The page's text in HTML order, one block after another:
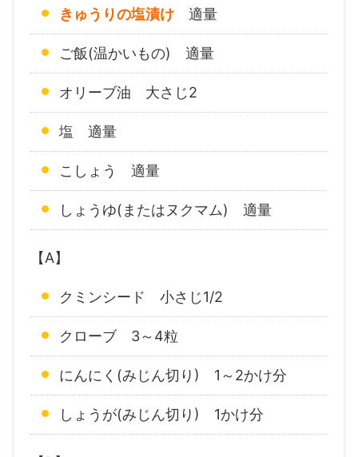
きゅうりの塩漬け 適量
ご飯(温かいもの) 適量
オリーブ油 大さじ2
塩 適量
こしょう 適量
しょうゆ(またはヌクマム) 適量
【A】
クミンシード 小さじ1/2
クローブ 3～4粒
にんにく(みじん切り) 1～2かけ分
しょうが(みじん切り) 1かけ分